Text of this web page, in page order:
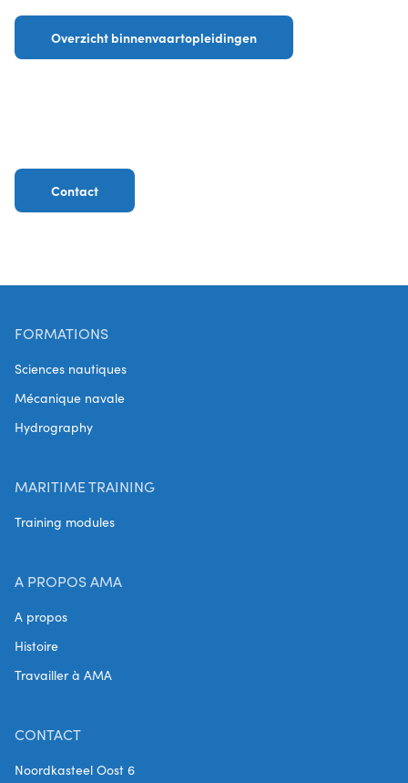
Overzicht binnenvaartopleidingen
Contact
FORMATIONS
Sciences nautiques
Mécanique navale
Hydrography
MARITIME TRAINING
Training modules
A PROPOS AMA
A propos
Histoire
Travailler à AMA
CONTACT
Noordkasteel Oost 6